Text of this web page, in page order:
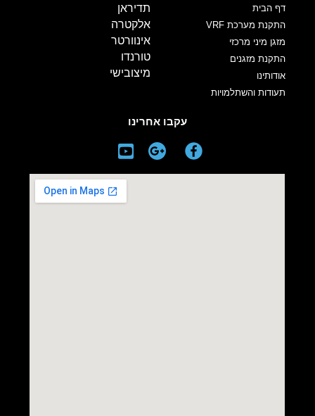
דף הבית
התקנת מערכת VRF
מזגן מיני מרכזי
התקנת מזגנים
אודותינו
תעודות והשתלמויות
תדיראן
אלקטרה
אינוורטר
טורנדו
מיצובישי
עקבו אחרינו